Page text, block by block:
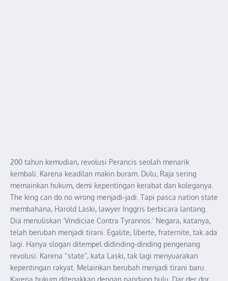
200 tahun kemudian, revolusi Perancis seolah menarik
kembali. Karena keadilan makin buram. Dulu, Raja sering
memainkan hukum, demi kepentingan kerabat dan koleganya.
The king can do no wrong menjadi-jadi. Tapi pasca nation state
membahana, Harold Laski, lawyer Inggris berbicara lantang.
Dia menuliskan ‘Vindiciae Contra Tyrannos.’ Negara, katanya,
telah berubah menjadi tirani. Egalite, liberte, fraternite, tak ada
lagi. Hanya slogan ditempel didinding-dinding pengenang
revolusi. Karena “state”, kata Laski, tak lagi menyuarakan
kepentingan rakyat. Melainkan berubah menjadi tirani baru.
Karena hukum ditegakkan dengan pandang bulu. Dar der dor